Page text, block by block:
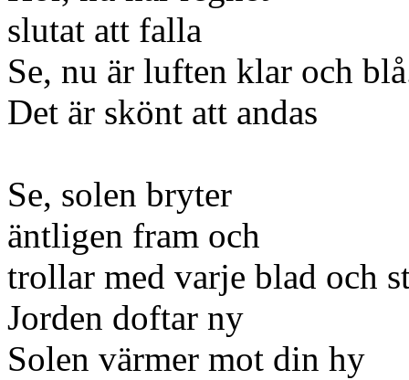
slutat att falla
Se, nu är luften klar och
Det är skönt att andas
Se, solen bryter
äntligen fram och
trollar med varje blad och
Jorden doftar ny
Solen värmer mot din hy